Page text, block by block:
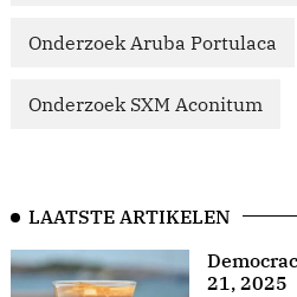
Onderzoek Aruba Portulaca
Onderzoek SXM Aconitum
LAATSTE ARTIKELEN
21, 2025